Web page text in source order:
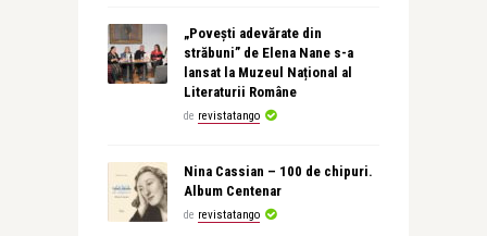
„Povești adevărate din
străbuni” de Elena Nane s-a
lansat la Muzeul Național al
Literaturii Române
de revistatango
Nina Cassian – 100 de chipuri.
Album Centenar
de revistatango